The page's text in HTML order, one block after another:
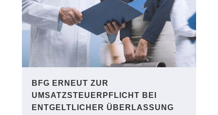
BFG ERNEUT ZUR
UMSATZSTEUERPFLICHT BEI
ENTGELTLICHER ÜBERLASSUNG